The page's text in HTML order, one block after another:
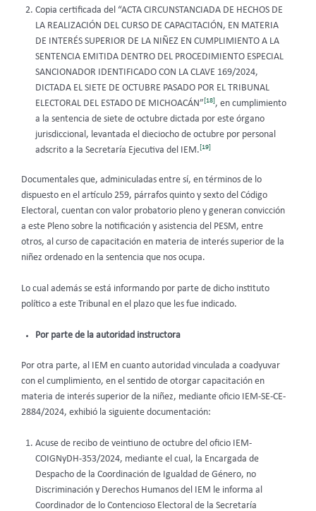
Copia certificada del “ACTA CIRCUNSTANCIADA DE HECHOS DE
LA REALIZACIÓN DEL CURSO DE CAPACITACIÓN, EN MATERIA
DE INTERÉS SUPERIOR DE LA NIÑEZ EN CUMPLIMIENTO A LA
SENTENCIA EMITIDA DENTRO DEL PROCEDIMIENTO ESPECIAL
SANCIONADOR IDENTIFICADO CON LA CLAVE 169/2024,
DICTADA EL SIETE DE OCTUBRE PASADO POR EL TRIBUNAL
ELECTORAL DEL ESTADO DE MICHOACÁN”[18], en cumplimiento
a la sentencia de siete de octubre dictada por este órgano
jurisdiccional, levantada el dieciocho de octubre por personal
adscrito a la Secretaría Ejecutiva del IEM.[19]
Documentales que, adminiculadas entre sí, en términos de lo
dispuesto en el artículo 259, párrafos quinto y sexto del Código
Electoral, cuentan con valor probatorio pleno y generan convicción
a este Pleno sobre la notificación y asistencia del PESM, entre
otros, al curso de capacitación en materia de interés superior de la
niñez ordenado en la sentencia que nos ocupa.
Lo cual además se está informando por parte de dicho instituto
político a este Tribunal en el plazo que les fue indicado.
Por parte de la autoridad instructora
Por otra parte, al IEM en cuanto autoridad vinculada a coadyuvar
con el cumplimiento, en el sentido de otorgar capacitación en
materia de interés superior de la niñez, mediante oficio IEM-SE-CE-
2884/2024, exhibió la siguiente documentación:
Acuse de recibo de veintiuno de octubre del oficio IEM-
COIGNyDH-353/2024, mediante el cual, la Encargada de
Despacho de la Coordinación de Igualdad de Género, no
Discriminación y Derechos Humanos del IEM le informa al
Coordinador de lo Contencioso Electoral de la Secretaría